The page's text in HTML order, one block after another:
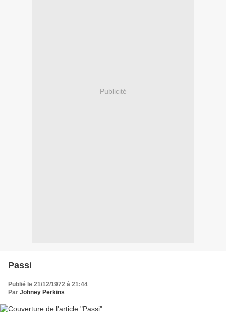
Publicité
Passi
Publié le 21/12/1972 à 21:44
Par Johney Perkins